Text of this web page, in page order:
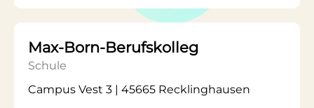
Max-Born-Berufskolleg
Schule
Campus Vest 3 | 45665 Recklinghausen